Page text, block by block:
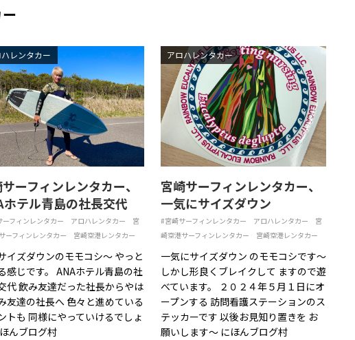
レンタカー
ーフィンレンタカー、
ホテル青島の社長交代
ーフィンレンタカー アロハレンタカー
宮
ーフィンレンタカー
宮崎空港レンタカー
イズダウンのモモコシ〜 やっと
感じです。 ANAホテル青島の社
代 飲み友達だった社長からやは
友達の社長へ 色々と進めている
トも 同様にやっていけるでしょ
んブログ村
アロハレンタカー
宮崎サーフィンレンタカー、
一気にサイズダウン
#宮崎サーフィンレンタカー アロハレンタカー
宮
崎空港サーフィンレンタカー
宮崎空港レンタカー
一気にサイズダウン のモモコシです〜
しかし形良くブレイクして ますので遊
べています。 ２０２４年５月１日にオ
ープンする 訪問看護ステーションのス
テッカーです 以後お見知り置きを お
願いします〜 にほんブログ村